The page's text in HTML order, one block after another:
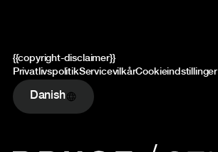
{{copyright-disclaimer}}
PrivatlivspolitikServicevilkårCookieindstillinger
Danish